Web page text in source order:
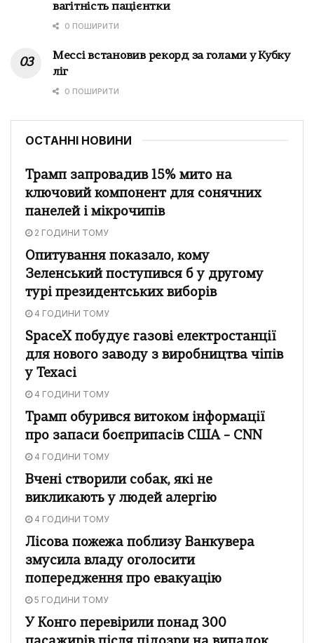
вагітність пацієнтки
0 ПОШИРИТИ
Мессі встановив рекорд за голами у Кубку
ліг
0 ПОШИРИТИ
ОСТАННІ НОВИНИ
Трамп запровадив 15% мито на
ключовий компонент для сонячних
панелей і мікрочипів
2 ГОДИНИ ТОМУ
Опитування показало, кому
Зеленський поступився б у другому
турі президентських виборів
4 ГОДИНИ ТОМУ
SpaceX побудує газові електростанції
для нового заводу з виробництва чіпів
у Техасі
4 ГОДИНИ ТОМУ
Трамп обурився витоком інформації
про запаси боєприпасів США – CNN
4 ГОДИНИ ТОМУ
Вчені створили собак, які не
викликають у людей алергію
4 ГОДИНИ ТОМУ
Лісова пожежа поблизу Ванкувера
змусила владу оголосити
попередження про евакуацію
5 ГОДИНИ ТОМУ
У Конго перевірили понад 300